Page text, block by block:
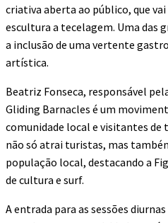
criativa aberta ao público, que
escultura a tecelagem. Uma das
a inclusão de uma vertente
artística.
Beatriz Fonseca, responsável
Gliding Barnacles é um
comunidade local e visitantes de
não só atrai turistas, mas
população local, destacando a
de cultura e surf.
A entrada para as sessões